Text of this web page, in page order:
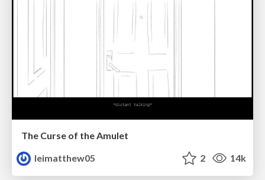
The Curse of the Amulet
leimatthew05
2 14k